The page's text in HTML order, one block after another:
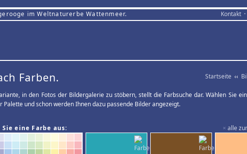
im Weltnaturerbe Wattenmeer. Kontakt ·
Startseite ‹‹
Farben.
in den Fotos der Bildergalerie zu stöbern, stellt die Farbsuche dar. Wählen Sie
Palette und schon werden Ihnen dazu passende Bilder angezeigt.
× alle
eine Farbe aus: